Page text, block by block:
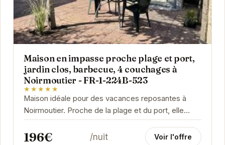
Maison en impasse proche plage et port,
jardin clos, barbecue, 4 couchages à
Noirmoutier - FR-1-224B-523
★★★★★
Maison idéale pour des vacances reposantes à
Noirmoutier. Proche de la plage et du port, elle
offre un cadre paisible avec son jardin clos et son...
196€ /nuit Voir l'offre